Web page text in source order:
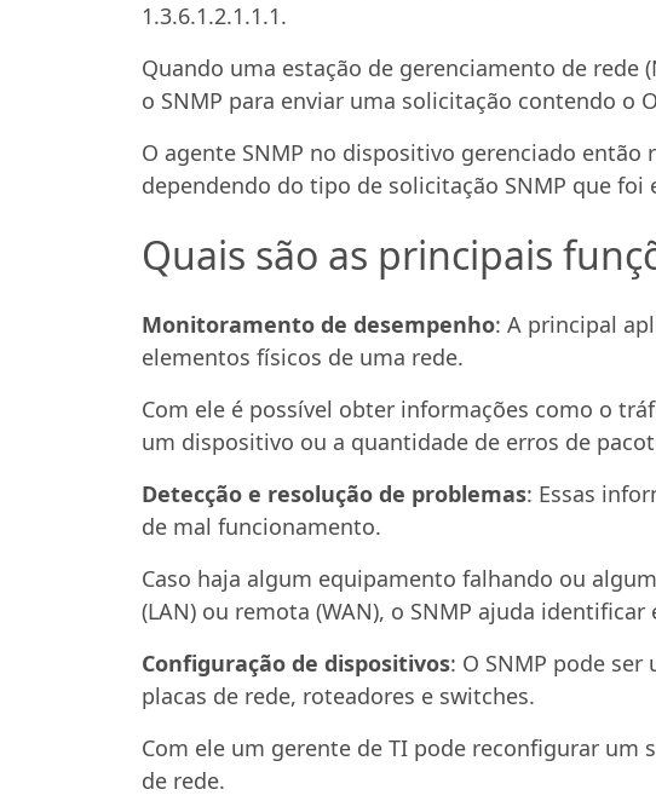
1.3.6.1.2.1.1.1.
Quando uma estação de gerenciamento de
o SNMP para enviar uma solicitação contendo o
O agente SNMP no dispositivo gerenciado
dependendo do tipo de solicitação SNMP que foi
Quais são as principais
Monitoramento de desempenho: A principal
elementos físicos de uma rede.
Com ele é possível obter informações como o
um dispositivo ou a quantidade de erros de
Detecção e resolução de problemas: Essas
de mal funcionamento.
Caso haja algum equipamento falhando ou
(LAN) ou remota (WAN), o SNMP ajuda
Configuração de dispositivos: O SNMP pode
placas de rede, roteadores e switches.
Com ele um gerente de TI pode reconfigurar
de rede.